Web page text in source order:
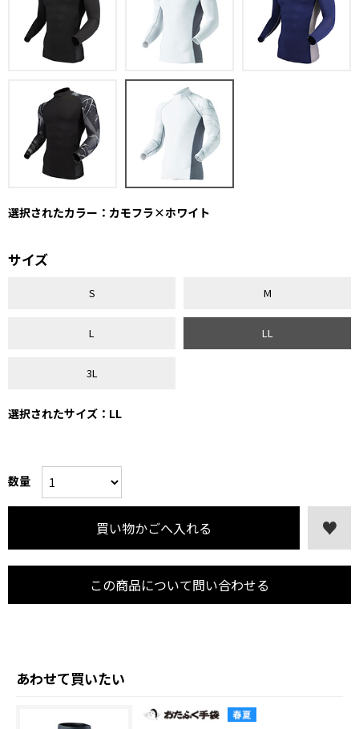
選択されたカラー：カモフラ×ホワイト
サイズ
S M
L LL
3L
選択されたサイズ：LL
数量
あわせて買いたい
この商品について問い合わせる